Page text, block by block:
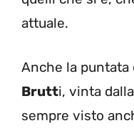
attuale.
Anche la puntata
Brutti, vinta
sempre visto